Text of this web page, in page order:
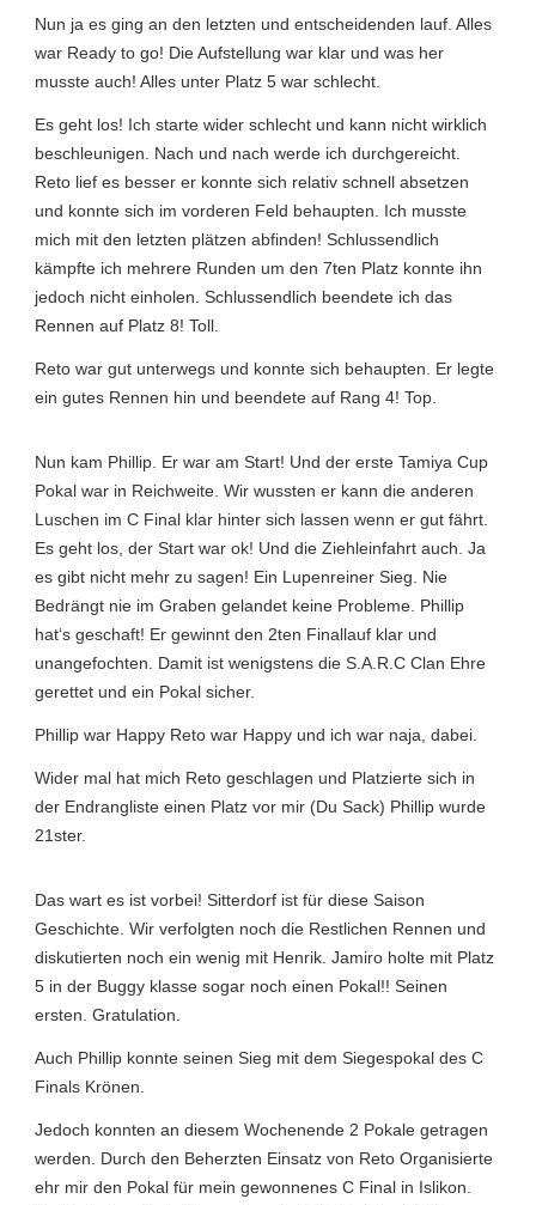
Nun ja es ging an den letzten und entscheidenden lauf. Alles
war Ready to go! Die Aufstellung war klar und was her
musste auch! Alles unter Platz 5 war schlecht.
Es geht los! Ich starte wider schlecht und kann nicht wirklich
beschleunigen. Nach und nach werde ich durchgereicht.
Reto lief es besser er konnte sich relativ schnell absetzen
und konnte sich im vorderen Feld behaupten. Ich musste
mich mit den letzten plätzen abfinden! Schlussendlich
kämpfte ich mehrere Runden um den 7ten Platz konnte ihn
jedoch nicht einholen. Schlussendlich beendete ich das
Rennen auf Platz 8! Toll.
Reto war gut unterwegs und konnte sich behaupten. Er legte
ein gutes Rennen hin und beendete auf Rang 4! Top.
Nun kam Phillip. Er war am Start! Und der erste Tamiya Cup
Pokal war in Reichweite. Wir wussten er kann die anderen
Luschen im C Final klar hinter sich lassen wenn er gut fährt.
Es geht los, der Start war ok! Und die Ziehleinfahrt auch. Ja
es gibt nicht mehr zu sagen! Ein Lupenreiner Sieg. Nie
Bedrängt nie im Graben gelandet keine Probleme. Phillip
hat‘s geschaft! Er gewinnt den 2ten Finallauf klar und
unangefochten. Damit ist wenigstens die S.A.R.C Clan Ehre
gerettet und ein Pokal sicher.
Phillip war Happy Reto war Happy und ich war naja, dabei.
Wider mal hat mich Reto geschlagen und Platzierte sich in
der Endrangliste einen Platz vor mir (Du Sack) Phillip wurde
21ster.
Das wart es ist vorbei! Sitterdorf ist für diese Saison
Geschichte. Wir verfolgten noch die Restlichen Rennen und
diskutierten noch ein wenig mit Henrik. Jamiro holte mit Platz
5 in der Buggy klasse sogar noch einen Pokal!! Seinen
ersten. Gratulation.
Auch Phillip konnte seinen Sieg mit dem Siegespokal des C
Finals Krönen.
Jedoch konnten an diesem Wochenende 2 Pokale getragen
werden. Durch den Beherzten Einsatz von Reto Organisierte
ehr mir den Pokal für mein gewonnenes C Final in Islikon.